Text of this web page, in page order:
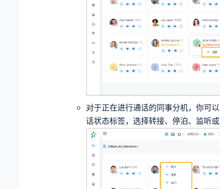
对于正在进行通话的同事分机，你可
话状态标签，选择转接、停泊、监听